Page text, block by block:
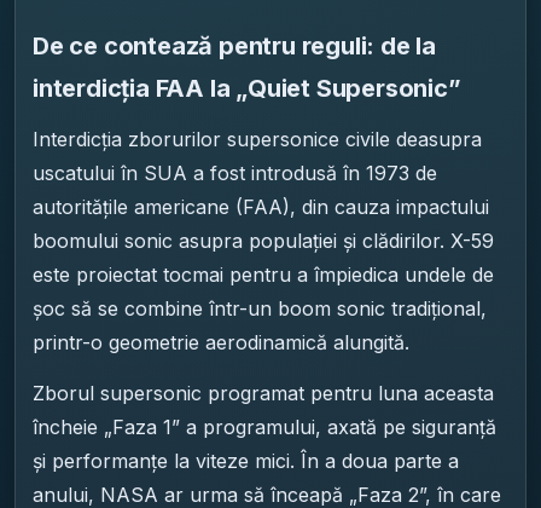
De ce contează pentru reguli: de la
interdicția FAA la „Quiet Supersonic”
Interdicția zborurilor supersonice civile deasupra
uscatului în SUA a fost introdusă în 1973 de
autoritățile americane (FAA), din cauza impactului
boomului sonic asupra populației și clădirilor. X-59
este proiectat tocmai pentru a împiedica undele de
șoc să se combine într-un boom sonic tradițional,
printr-o geometrie aerodinamică alungită.
Zborul supersonic programat pentru luna aceasta
încheie „Faza 1” a programului, axată pe siguranță
și performanțe la viteze mici. În a doua parte a
anului, NASA ar urma să înceapă „Faza 2”, în care